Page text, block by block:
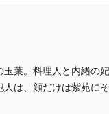
葉。料理人と内緒の
は、顔だけは紫苑に